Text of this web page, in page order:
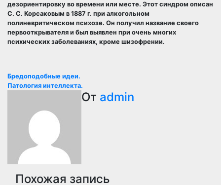
дезориентировку во времени или месте. Этот синдром описан
С. С. Корсаковым в 1887 г. при алкогольном
полиневритическом психозе. Он получил название своего
первооткрывателя и был выявлен при очень многих
психических заболеваниях, кроме шизофрении.
Навигация
записям
Бредоподобные идеи.
Патология интеллекта.
От admin
Похожая запись